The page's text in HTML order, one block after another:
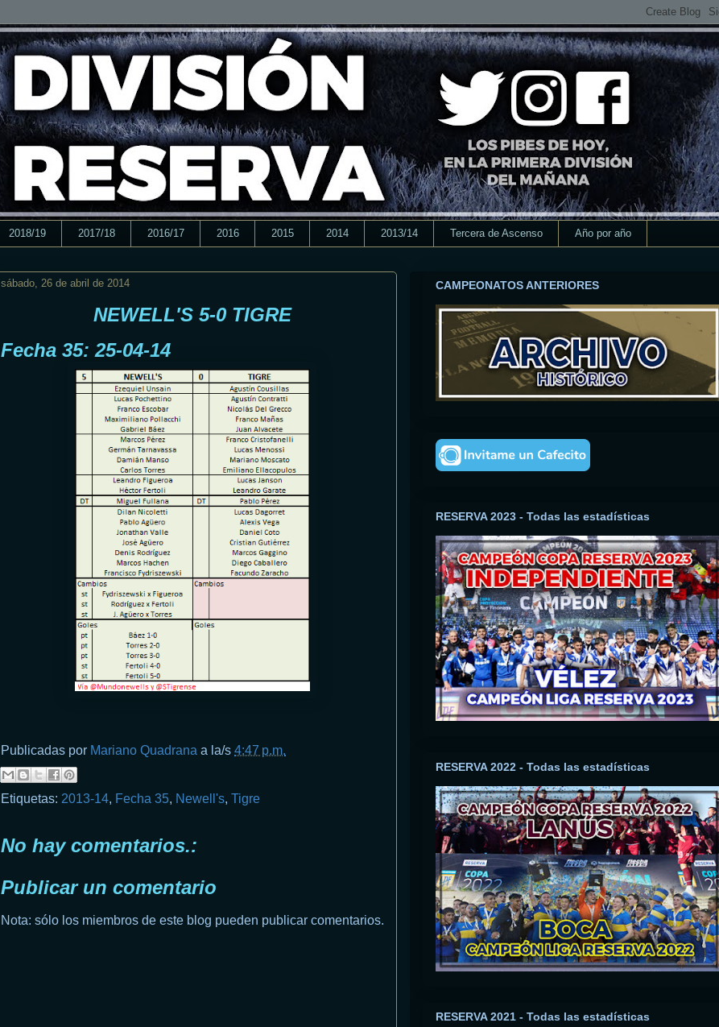
2018/19 2017/18 2016/17 2016 2015 2014 2013/14 Tercera de Ascenso Año por año
sábado, 26 de abril de 2014
NEWELL'S 5-0 TIGRE
Fecha 35: 25-04-14
Publicadas por Mariano Quadrana a la/s 4:47 p.m.
Etiquetas: 2013-14, Fecha 35, Newell's, Tigre
No hay comentarios.:
Publicar un comentario
Nota: sólo los miembros de este blog pueden publicar comentarios.
CAMPEONATOS ANTERIORES
RESERVA 2023 - Todas las estadísticas
RESERVA 2022 - Todas las estadísticas
RESERVA 2021 - Todas las estadísticas